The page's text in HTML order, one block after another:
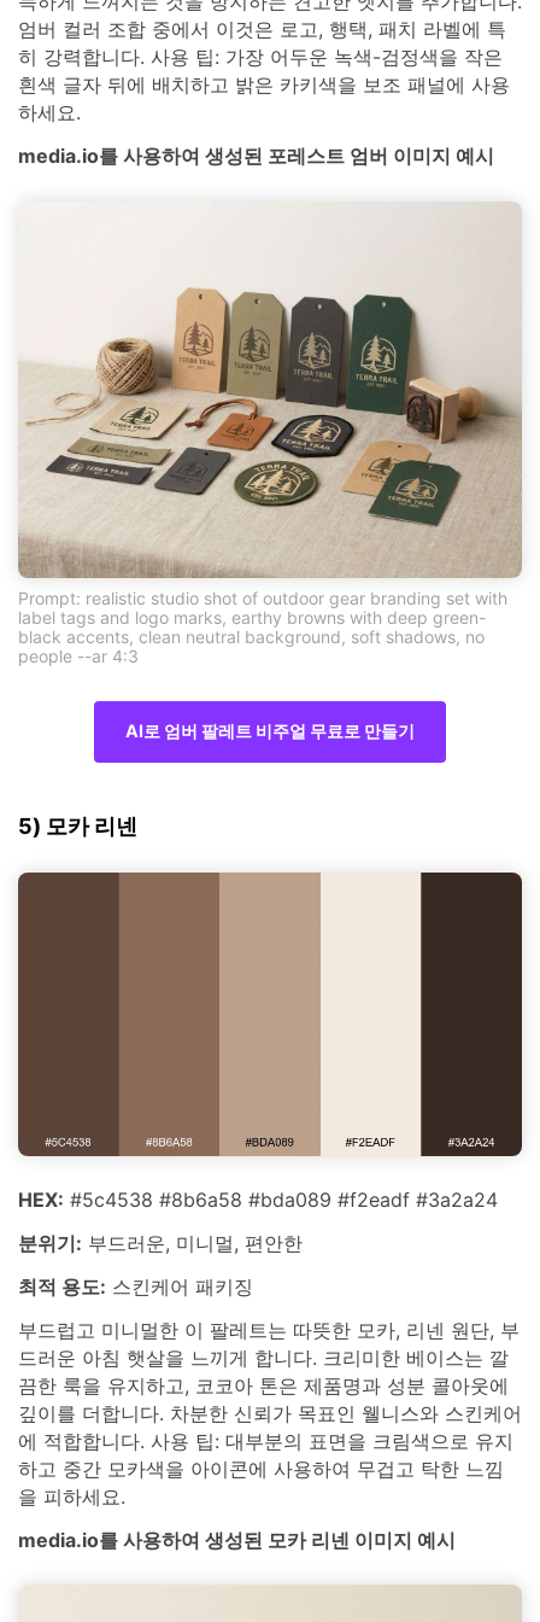
엄버 컬러 조합 중에서 이것은 로고, 행택, 패치 라벨에 특
히 강력합니다. 사용 팁: 가장 어두운 녹색-검정색을 작은
흰색 글자 뒤에 배치하고 밝은 카키색을 보조 패널에 사용
하세요.
media.io를 사용하여 생성된 포레스트 엄버 이미지 예시
Prompt: realistic studio shot of outdoor gear branding set with
label tags and logo marks, earthy browns with deep green-
black accents, clean neutral background, soft shadows, no
people --ar 4:3
AI로 엄버 팔레트 비주얼 무료로 만들기
5) 모카 리넨
HEX: #5c4538 #8b6a58 #bda089 #f2eadf #3a2a24
분위기: 부드러운, 미니멀, 편안한
최적 용도: 스킨케어 패키징
부드럽고 미니멀한 이 팔레트는 따뜻한 모카, 리넨 원단, 부
드러운 아침 햇살을 느끼게 합니다. 크리미한 베이스는 깔
끔한 룩을 유지하고, 코코아 톤은 제품명과 성분 콜아웃에
깊이를 더합니다. 차분한 신뢰가 목표인 웰니스와 스킨케어
에 적합합니다. 사용 팁: 대부분의 표면을 크림색으로 유지
하고 중간 모카색을 아이콘에 사용하여 무겁고 탁한 느낌
을 피하세요.
media.io를 사용하여 생성된 모카 리넨 이미지 예시